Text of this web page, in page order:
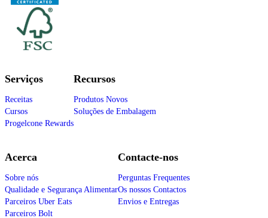
Serviços
Receitas
Cursos
Progelcone Rewards
Recursos
Produtos Novos
Soluções de Embalagem
Acerca
Sobre nós
Qualidade e Segurança Alimentar
Parceiros Uber Eats
Parceiros Bolt
Contacte-nos
Perguntas Frequentes
Os nossos Contactos
Envios e Entregas